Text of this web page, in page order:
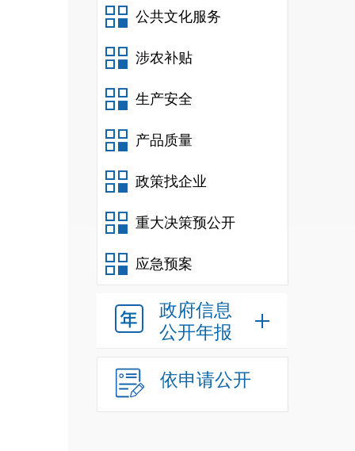
公共文化服务
涉农补贴
生产安全
产品质量
政策找企业
重大决策预公开
应急预案
政府信息
公开年报
依申请公开